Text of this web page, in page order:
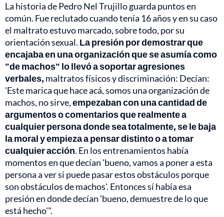
La historia de Pedro Nel Trujillo guarda puntos en
común. Fue reclutado cuando tenía 16 años y en su caso
el maltrato estuvo marcado, sobre todo, por su
orientación sexual. La presión por demostrar que
encajaba en una organización que se asumía como
"de machos" lo llevó a soportar agresiones
verbales, maltratos físicos y discriminación: Decían:
'Este marica que hace acá, somos una organización de
machos, no sirve,empezaban con una cantidad de
argumentos o comentarios que realmente a
cualquier persona donde sea totalmente, se le baja
la moral y empieza a pensar distinto o a tomar
cualquier acción. En los entrenamientos había
momentos en que decían 'bueno, vamos a poner a esta
persona a ver si puede pasar estos obstáculos porque
son obstáculos de machos'. Entonces sí había esa
presión en donde decían 'bueno, demuestre de lo que
está hecho'".